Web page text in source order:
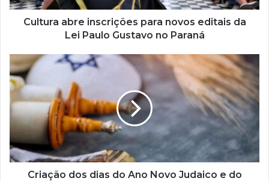
e
e
m
a
i
Cultura abre inscrições para novos editais da
Lei Paulo Gustavo no Paraná
Criação dos dias do Ano Novo Judaico e do